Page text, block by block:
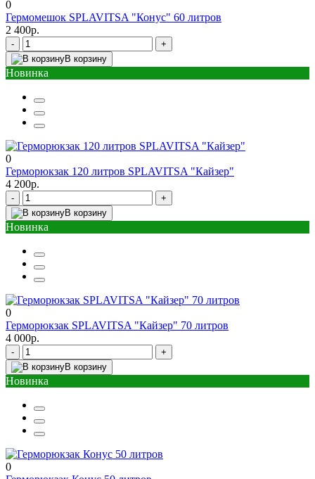
0
Гермомешок SPLAVITSA "Конус" 60 литров
2 400р.
-
+
В корзину
Новинка
0
Герморюкзак 120 литров SPLAVITSA "Кайзер"
4 200р.
-
+
В корзину
Новинка
0
Герморюкзак SPLAVITSA "Кайзер" 70 литров
4 000р.
-
+
В корзину
Новинка
0